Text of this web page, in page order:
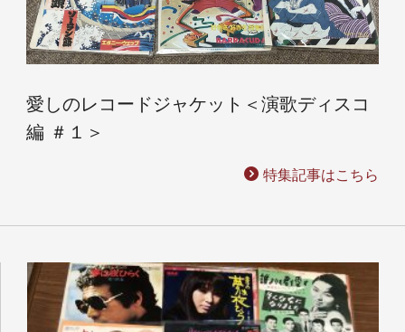
愛しのレコードジャケット＜演歌ディスコ
編 ＃１＞
特集記事はこちら